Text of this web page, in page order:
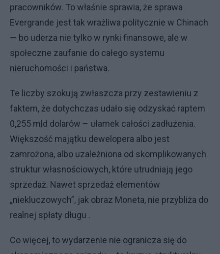
pracowników. To właśnie sprawia, że sprawa
Evergrande jest tak wrażliwa politycznie w Chinach
— bo uderza nie tylko w rynki finansowe, ale w
społeczne zaufanie do całego systemu
nieruchomości i państwa.
Te liczby szokują zwłaszcza przy zestawieniu z
faktem, że dotychczas udało się odzyskać raptem
0,255 mld dolarów – ułamek całości zadłużenia.
Większość majątku dewelopera albo jest
zamrożona, albo uzależniona od skomplikowanych
struktur własnościowych, które utrudniają jego
sprzedaż. Nawet sprzedaż elementów
„niekluczowych”, jak obraz Moneta, nie przybliża do
realnej spłaty długu .
Co więcej, to wydarzenie nie ogranicza się do